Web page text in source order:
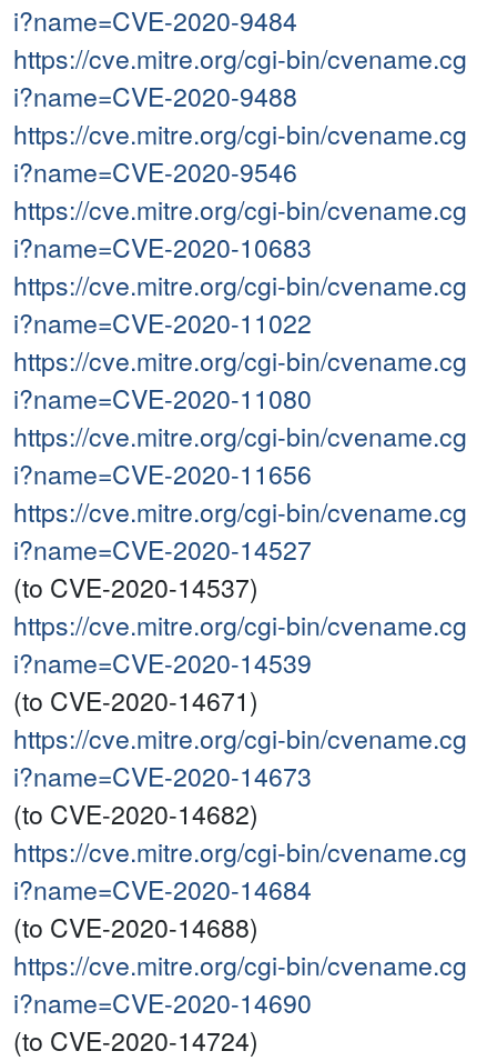
i?name=CVE-2020-9484
https://cve.mitre.org/cgi-bin/cvename.cg
i?name=CVE-2020-9488
https://cve.mitre.org/cgi-bin/cvename.cg
i?name=CVE-2020-9546
https://cve.mitre.org/cgi-bin/cvename.cg
i?name=CVE-2020-10683
https://cve.mitre.org/cgi-bin/cvename.cg
i?name=CVE-2020-11022
https://cve.mitre.org/cgi-bin/cvename.cg
i?name=CVE-2020-11080
https://cve.mitre.org/cgi-bin/cvename.cg
i?name=CVE-2020-11656
https://cve.mitre.org/cgi-bin/cvename.cg
i?name=CVE-2020-14527
(to CVE-2020-14537)
https://cve.mitre.org/cgi-bin/cvename.cg
i?name=CVE-2020-14539
(to CVE-2020-14671)
https://cve.mitre.org/cgi-bin/cvename.cg
i?name=CVE-2020-14673
(to CVE-2020-14682)
https://cve.mitre.org/cgi-bin/cvename.cg
i?name=CVE-2020-14684
(to CVE-2020-14688)
https://cve.mitre.org/cgi-bin/cvename.cg
i?name=CVE-2020-14690
(to CVE-2020-14724)